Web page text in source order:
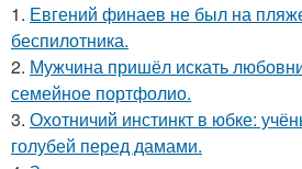
1. Евгений финаев не был на
беспилотника.
2. Мужчина пришёл искать
семейное портфолио.
3. Охотничий инстинкт в юбке:
голубей перед дамами.